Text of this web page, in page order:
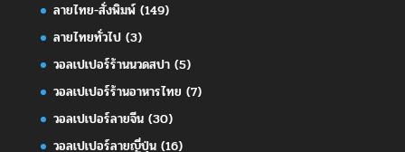
ลายไทย-สั่งพิมพ์(149)
ลายไทยทั่วไป(3)
วอลเปเปอร์ร้านนวดสปา(5)
วอลเปเปอร์ร้านอาหารไทย (7)
วอลเปเปอร์ลายจีน(30)
วอลเปเปอร์ลายญี่ปุ่น(16)